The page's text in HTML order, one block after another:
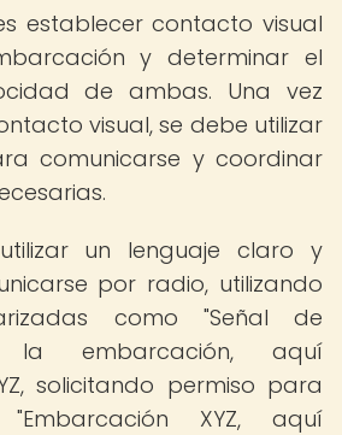
establecer contacto visual
y determinar el
de ambas. Una vez
visual, se debe utilizar
comunicarse y coordinar
un lenguaje claro y
por radio, utilizando
como "Señal de
embarcación, aquí
solicitando permiso para
XYZ, aquí